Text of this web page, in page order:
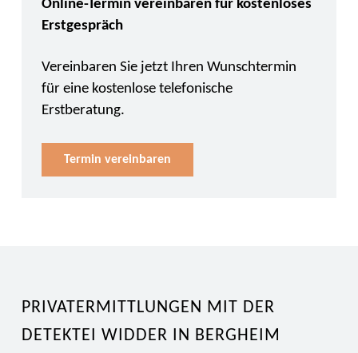
Online-Termin vereinbaren für kostenloses
Erstgespräch
Vereinbaren Sie jetzt Ihren Wunschtermin
für eine kostenlose telefonische
Erstberatung.
Termin vereinbaren
PRIVATERMITTLUNGEN MIT DER
DETEKTEI WIDDER IN BERGHEIM